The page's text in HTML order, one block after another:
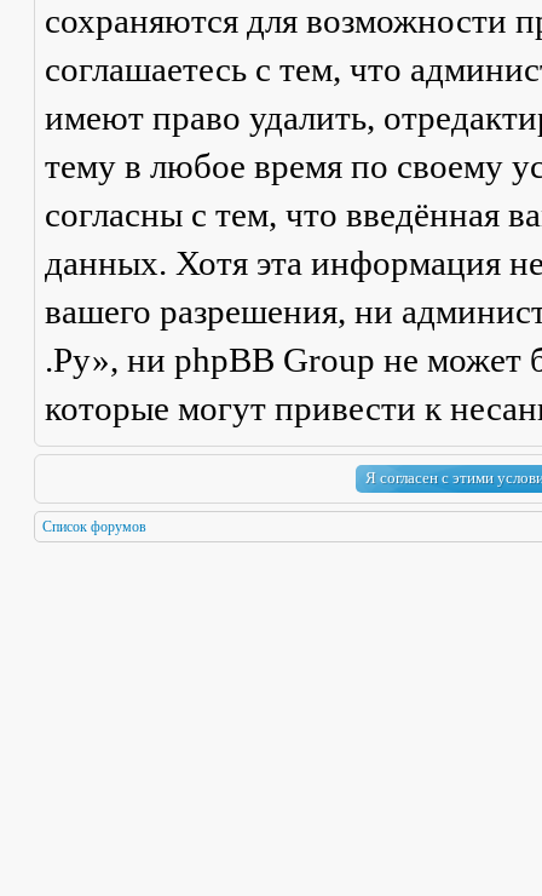
сохраняются для возможности
соглашаетесь с тем, что
имеют право удалить,
тему в любое время по своему
согласны с тем, что введённая
данных. Хотя эта информация
вашего разрешения, ни
.Ру», ни phpBB Group не может
которые могут привести к
Список форумов